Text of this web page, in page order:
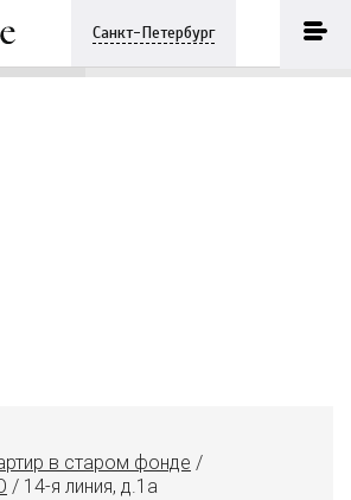
Санкт-Петербург
в старом фонде /
/ 14-я линия, д.1а
ПОЗВОНИТЬ